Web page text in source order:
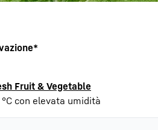
Fruit & Vegetable
con elevata umidità